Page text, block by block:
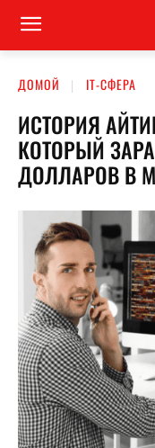
ДОМОЙ ІТ-СФЕРА
ИСТОРИЯ
КОТОРЫЙ
ДОЛЛАРОВ В